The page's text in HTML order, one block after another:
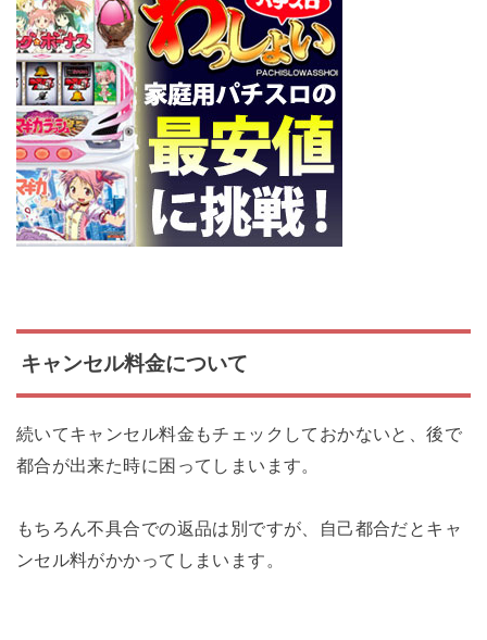
キャンセル料金について
続いてキャンセル料金もチェックしておかないと、後で
都合が出来た時に困ってしまいます。
もちろん不具合での返品は別ですが、自己都合だとキャ
ンセル料がかかってしまいます。